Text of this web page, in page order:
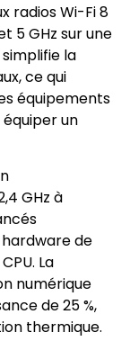
radios Wi-Fi 8
5 GHz sur une
la
ce qui
équipements
un
GHz à
hardware de
La
numérique
de 25 %,
thermique.